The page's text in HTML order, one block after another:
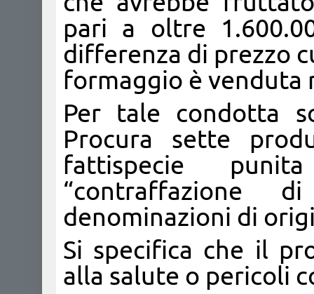
pari a oltre
differenza di prezzo
formaggio è venduta
Per tale condotta
Procura sette
fattispecie
“contraffazione
denominazioni di
Si specifica che il
alla salute o pericoli